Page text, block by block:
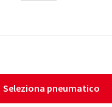
Seleziona pneumatico